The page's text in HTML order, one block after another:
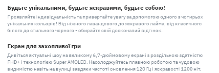
Будьте унікальними, будьте яскравими, будьте собою!
Проявляйте індивідуальність та привертайте увагу за допомогою одного з чотирьох
унікальних кольорів! Від ніжного лавандового до яскравого лайма, від класичного
білого до стильного чорного - обирайте свій досконалий відтінок.
Екран для захопливої гри
Дивіться актуальні шоу на великому 6,7-дюймовому екрані з роздільною здатністю
FHD+ і технологією Super AMOLED. Насолоджуйтесь плавною роботою та чудовою
видимістю навіть на вулиці завдяки частоті оновлення 120 Гц і яскравості 1200 ніт.